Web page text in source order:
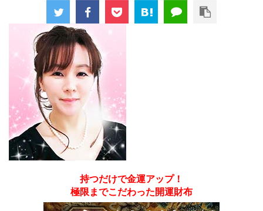
持つだけで金運アップ！
極限までこだわった開運財布